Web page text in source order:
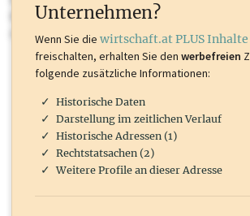
Marken, Patente, Rechtstatsachen, OTS-
mehr.
Unternehmen?
Wenn Sie die wirtschaft.at PLUS Inhalte
freischalten, erhalten Sie den werbefreien
folgende zusätzliche Informationen:
Historische Daten
Darstellung im zeitlichen Verlauf
Historische Adressen (1)
Rechtstatsachen (2)
Weitere Profile an dieser Adresse